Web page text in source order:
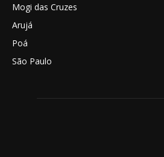
Mogi das Cruzes
Arujá
Poá
São Paulo